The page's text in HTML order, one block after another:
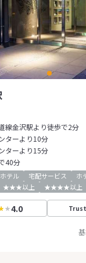
線金沢駅より徒歩で2分
ターより10分
ターより15分
40分
テル 宅配サービス ホ
★★★以上 ★★★★以上
4.0